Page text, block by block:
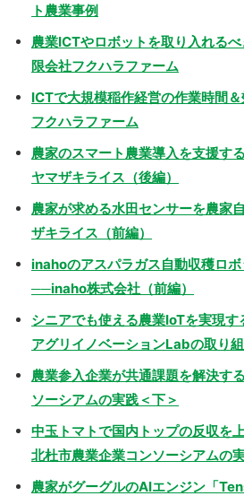
ト農業事例
農業ICTやロボットを取り入れる
限会社フクハラファーム
ICTで大規模稲作経営の作業時間
フクハラファーム
農家のスマート農業導入を支援す
ヤマザキライス（後編）
農家が求める水田センサーを農家
ザキライス（前編）
inahoのアスパラガス自動収穫ロ
──inaho株式会社（前編）
シニアでも使える農業IoTを実現
アグリイノベーションLabの取り
農業参入企業が共通課題を解決す
ソーシアムの実践＜下＞
中玉トマトで国内トップの反収を
北杜市農業企業コンソーシアムの
農家がグーグルのAIエンジン「